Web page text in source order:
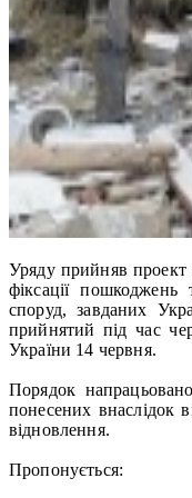
Уряду прийняв проект
фіксації
споруд, завданих
прийнятий під час
України 14 червня.
Порядок
понесених внаслідок
відновлення.
Пропонується: